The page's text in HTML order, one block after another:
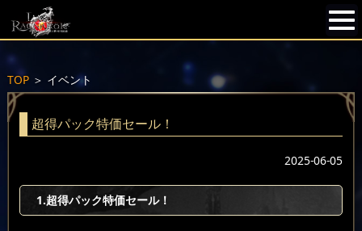
TOP＞ イベント
超得パック特価セール！
2025-06-05
1.超得パック特価セール！